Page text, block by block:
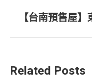
【台南預售屋
Related Posts